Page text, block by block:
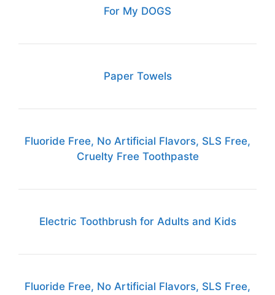
For My DOGS
Paper Towels
Fluoride Free, No Artificial Flavors, SLS Free,
Cruelty Free Toothpaste
Electric Toothbrush for Adults and Kids
Fluoride Free, No Artificial Flavors, SLS Free,